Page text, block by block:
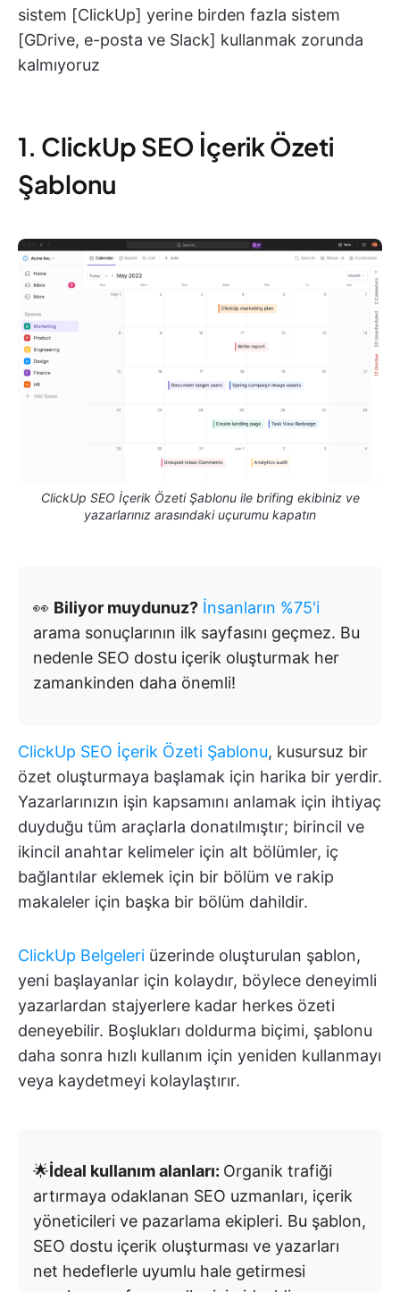
sistem [ClickUp] yerine birden fazla sistem
[GDrive, e-posta ve Slack] kullanmak zorunda
kalmıyoruz
1. ClickUp SEO İçerik Özeti
Şablonu
ClickUp SEO İçerik Özeti Şablonu ile brifing ekibiniz ve
yazarlarınız arasındaki uçurumu kapatın
👀 Biliyor muydunuz? İnsanların %75'i
arama sonuçlarının ilk sayfasını geçmez. Bu
nedenle SEO dostu içerik oluşturmak her
zamankinden daha önemli!
ClickUp SEO İçerik Özeti Şablonu, kusursuz bir
özet oluşturmaya başlamak için harika bir yerdir.
Yazarlarınızın işin kapsamını anlamak için ihtiyaç
duyduğu tüm araçlarla donatılmıştır; birincil ve
ikincil anahtar kelimeler için alt bölümler, iç
bağlantılar eklemek için bir bölüm ve rakip
makaleler için başka bir bölüm dahildir.
ClickUp Belgeleri üzerinde oluşturulan şablon,
yeni başlayanlar için kolaydır, böylece deneyimli
yazarlardan stajyerlere kadar herkes özeti
deneyebilir. Boşlukları doldurma biçimi, şablonu
daha sonra hızlı kullanım için yeniden kullanmayı
veya kaydetmeyi kolaylaştırır.
🌟İdeal kullanım alanları: Organik trafiği
artırmaya odaklanan SEO uzmanları, içerik
yöneticileri ve pazarlama ekipleri. Bu şablon,
SEO dostu içerik oluşturması ve yazarları
net hedeflerle uyumlu hale getirmesi